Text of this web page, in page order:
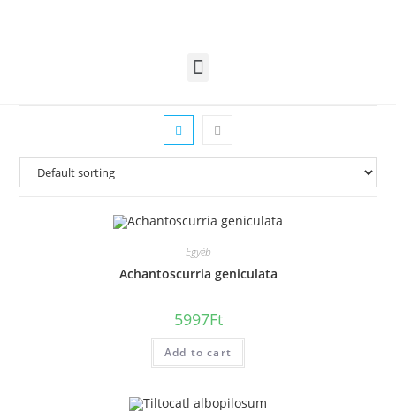
Egyéb
Achantoscurria geniculata
5997Ft
Add to cart